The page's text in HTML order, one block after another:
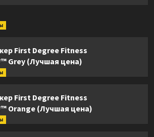
First Degree Fitness
Grey (Лучшая цена)
First Degree Fitness
Orange (Лучшая цена)